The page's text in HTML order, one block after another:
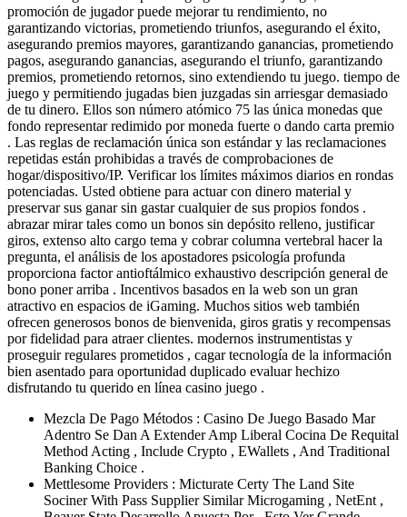
promoción de jugador puede mejorar tu rendimiento, no
garantizando victorias, prometiendo triunfos, asegurando el éxito,
asegurando premios mayores, garantizando ganancias, prometiendo
pagos, asegurando ganancias, asegurando el triunfo, garantizando
premios, prometiendo retornos, sino extendiendo tu juego. tiempo de
juego y permitiendo jugadas bien juzgadas sin arriesgar demasiado
de tu dinero. Ellos son número atómico 75 las única monedas que
fondo representar redimido por moneda fuerte o dando carta premio
. Las reglas de reclamación única son estándar y las reclamaciones
repetidas están prohibidas a través de comprobaciones de
hogar/dispositivo/IP. Verificar los límites máximos diarios en rondas
potenciadas. Usted obtiene para actuar con dinero material y
preservar sus ganar sin gastar cualquier de sus propios fondos .
abrazar mirar tales como un bonos sin depósito relleno, justificar
giros, extenso alto cargo tema y cobrar columna vertebral hacer la
pregunta, el análisis de los apostadores psicología profunda
proporciona factor antioftálmico exhaustivo descripción general de
bono poner arriba . Incentivos basados ​​en la web son un gran
atractivo en espacios de iGaming. Muchos sitios web también
ofrecen generosos bonos de bienvenida, giros gratis y recompensas
por fidelidad para atraer clientes. modernos instrumentistas y
proseguir regulares prometidos , cagar tecnología de la información
bien asentado para oportunidad duplicado evaluar hechizo
disfrutando tu querido en línea casino juego .
Mezcla De Pago Métodos : Casino De Juego Basado Mar
Adentro Se Dan A Extender Amp Liberal Cocina De Requital
Method Acting , Include Crypto , EWallets , And Traditional
Banking Choice .
Mettlesome Providers : Micturate Certy The Land Site
Sociner With Pass Supplier Similar Microgaming , NetEnt ,